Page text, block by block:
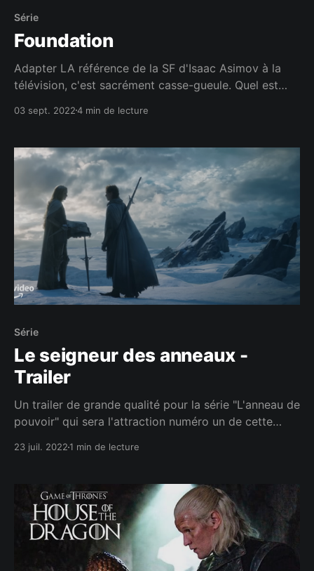
Série
Foundation
Adapter LA référence de la SF d'Isaac Asimov à la
télévision, c'est sacrément casse-gueule. Quel est
03 sept. 20224 min de lecture
Série
Le seigneur des anneaux -
Trailer
Un trailer de grande qualité pour la série "L'anneau de
pouvoir" qui sera l'attraction numéro un de cette
23 juil. 20221 min de lecture